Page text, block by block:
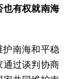
也有权就南海
护南海和平稳
通过谈判协商